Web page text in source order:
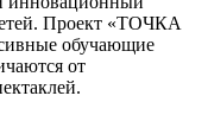
Проект «ТОЧКА
обучающие
от